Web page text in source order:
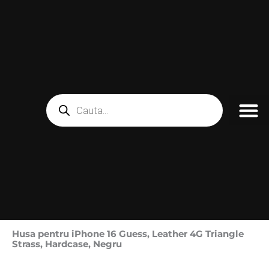
Products
search
Husa pentru iPhone 16 Guess, Leather 4G Triangle
Strass, Hardcase, Negru